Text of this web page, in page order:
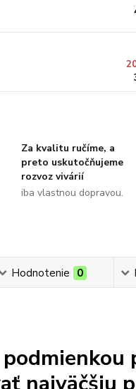
Za kvalitu ručíme, a
preto uskutočňujeme
rozvoz vivárií
iba vlastnou dopravou.
Hodnotenie 0